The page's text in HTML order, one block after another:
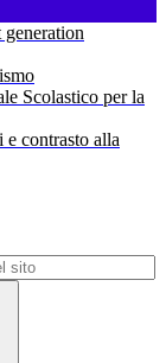
Scolastico per la
contrasto alla